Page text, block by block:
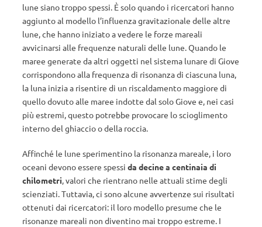
lune siano troppo spessi. È solo quando i ricercatori hanno
aggiunto al modello l’influenza gravitazionale delle altre
lune, che hanno iniziato a vedere le forze mareali
avvicinarsi alle frequenze naturali delle lune. Quando le
maree generate da altri oggetti nel sistema lunare di Giove
corrispondono alla frequenza di risonanza di ciascuna luna,
la luna inizia a risentire di un riscaldamento maggiore di
quello dovuto alle maree indotte dal solo Giove e, nei casi
più estremi, questo potrebbe provocare lo scioglimento
interno del ghiaccio o della roccia.
Affinché le lune sperimentino la risonanza mareale, i loro
oceani devono essere spessi da decine a centinaia di
chilometri, valori che rientrano nelle attuali stime degli
scienziati. Tuttavia, ci sono alcune avvertenze sui risultati
ottenuti dai ricercatori: il loro modello presume che le
risonanze mareali non diventino mai troppo estreme. I